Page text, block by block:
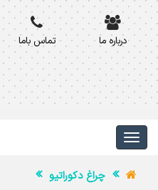
درباره ما تماس باما
چراغ دکوراتیو